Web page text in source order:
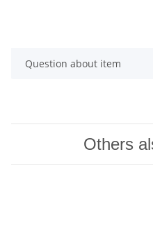
Question about item
Others